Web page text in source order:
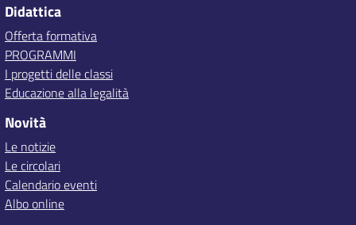
Didattica
Offerta formativa
PROGRAMMI
I progetti delle classi
Educazione alla legalità
Novità
Le notizie
Le circolari
Calendario eventi
Albo online